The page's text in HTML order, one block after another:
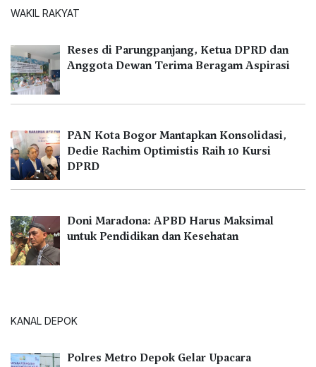
WAKIL RAKYAT
Reses di Parungpanjang, Ketua DPRD dan
Anggota Dewan Terima Beragam Aspirasi
PAN Kota Bogor Mantapkan Konsolidasi,
Dedie Rachim Optimistis Raih 10 Kursi
DPRD
Doni Maradona: APBD Harus Maksimal
untuk Pendidikan dan Kesehatan
KANAL DEPOK
Polres Metro Depok Gelar Upacara